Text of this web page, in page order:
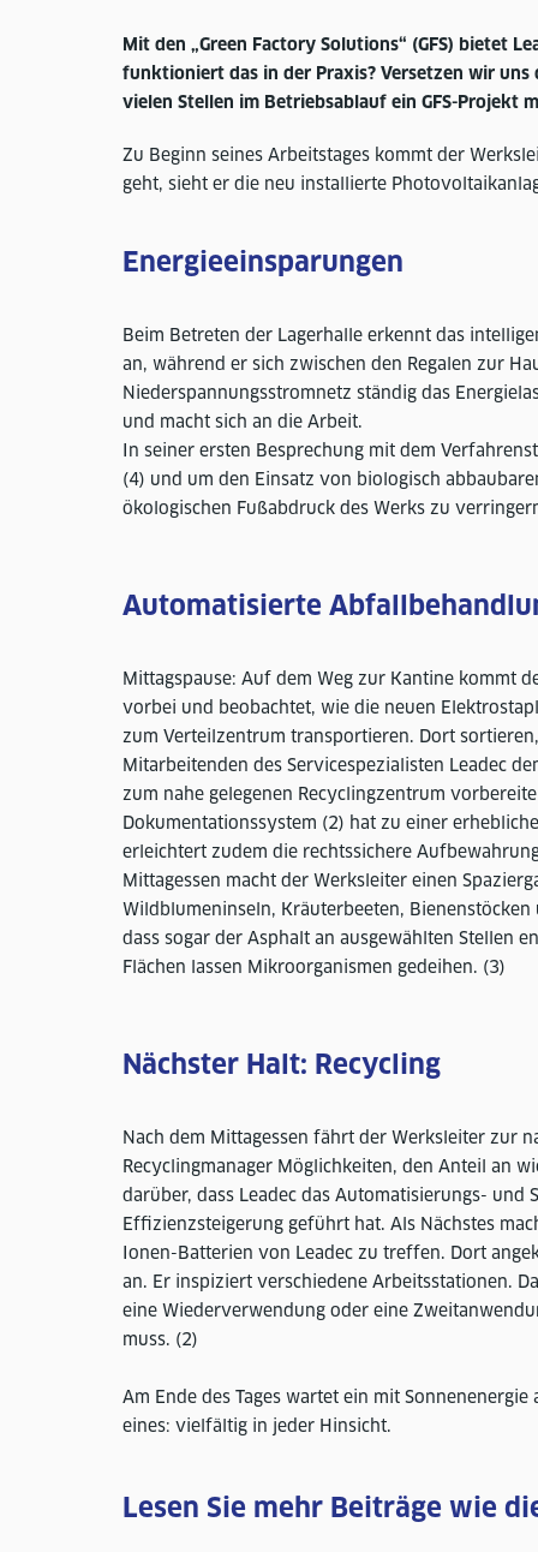
Mit den „Green Factory Solutions“ (GFS) bietet
funktioniert das in der Praxis? Versetzen wir uns
vielen Stellen im Betriebsablauf ein GFS-Projekt
Zu Beginn seines Arbeitstages kommt der
geht, sieht er die neu installierte
Energieeinsparungen
Beim Betreten der Lagerhalle erkennt das
an, während er sich zwischen den Regalen zur
Niederspannungsstromnetz ständig das
und macht sich an die Arbeit.
In seiner ersten Besprechung mit dem
(4) und um den Einsatz von biologisch
ökologischen Fußabdruck des Werks zu
Automatisierte
Mittagspause: Auf dem Weg zur Kantine kommt
vorbei und beobachtet, wie die neuen
zum Verteilzentrum transportieren. Dort
Mitarbeitenden des Servicespezialisten Leadec
zum nahe gelegenen Recyclingzentrum
Dokumentationssystem (2) hat zu einer
erleichtert zudem die rechtssichere
Mittagessen macht der Werksleiter einen
Wildblumeninseln, Kräuterbeeten,
dass sogar der Asphalt an ausgewählten Stellen
Flächen lassen Mikroorganismen gedeihen. (3)
Nächster Halt: Recycling
Nach dem Mittagessen fährt der Werksleiter zur
Recyclingmanager Möglichkeiten, den Anteil an
darüber, dass Leadec das Automatisierungs-
Effizienzsteigerung geführt hat. Als Nächstes
Ionen-Batterien von Leadec zu treffen. Dort
an. Er inspiziert verschiedene Arbeitsstationen.
eine Wiederverwendung oder eine
muss. (2)
Am Ende des Tages wartet ein mit
eines: vielfältig in jeder Hinsicht.
Lesen Sie mehr Beiträge wie